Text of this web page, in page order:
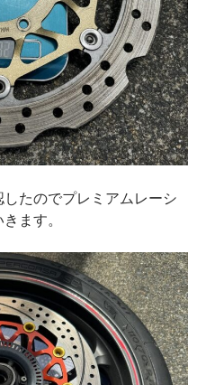
たのでプレミアムレーシ
ます。